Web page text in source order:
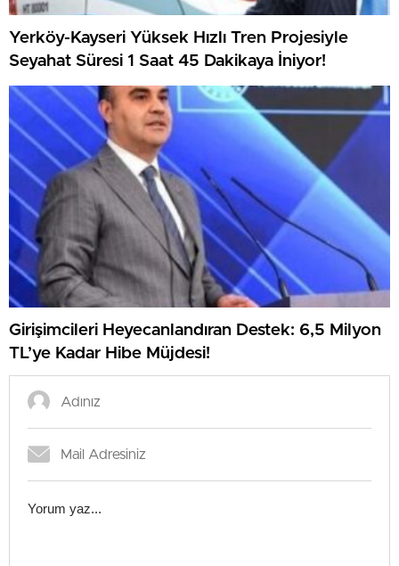
Yerköy-Kayseri Yüksek Hızlı Tren Projesiyle
Seyahat Süresi 1 Saat 45 Dakikaya İniyor!
Girişimcileri Heyecanlandıran Destek: 6,5 Milyon
TL’ye Kadar Hibe Müjdesi!